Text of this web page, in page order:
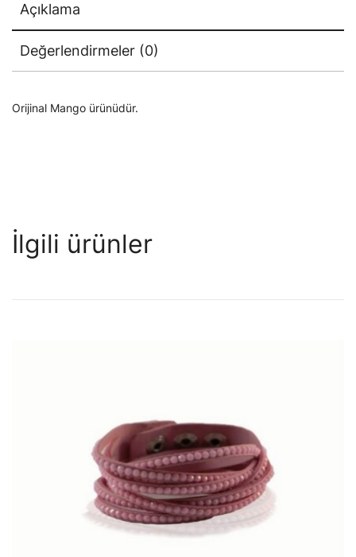
Açıklama
Değerlendirmeler (0)
Orijinal Mango ürünüdür.
İlgili ürünler